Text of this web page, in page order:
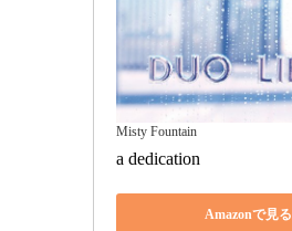
Misty Fountain
a dedication
Amazonで見る